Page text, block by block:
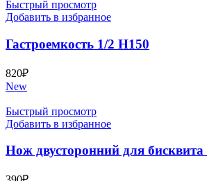
Быстрый просмотр
Добавить в избранное
Гастроемкость 1/2 Н150
820₽
New
Быстрый просмотр
Добавить в избранное
Нож двусторонний для бисквита